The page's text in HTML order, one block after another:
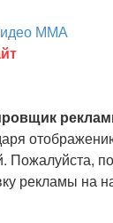
ММА
Пожалуйста,
рекламы на